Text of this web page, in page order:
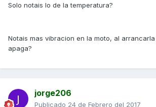
Solo notais lo de la temperatura?
Notais mas vibracion en la moto, al
apaga?
jorge206
Publicado 24 de Febrero del 2017